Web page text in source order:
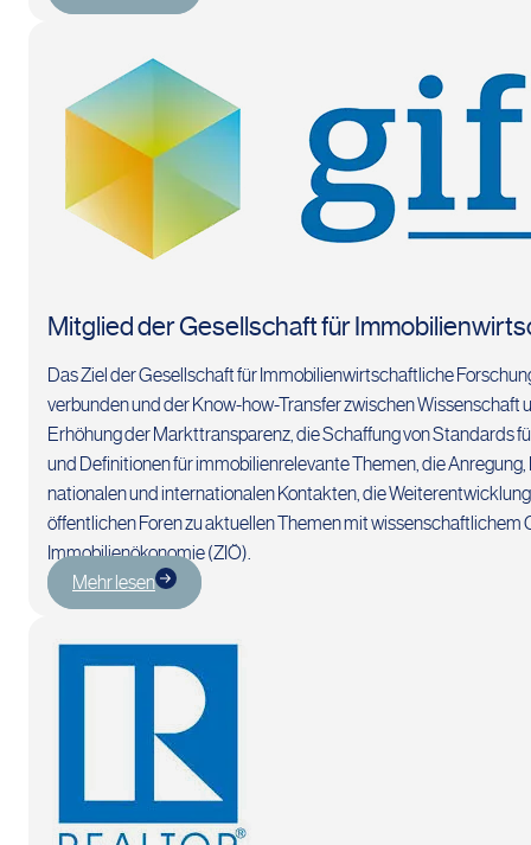
Mitglied der Gesellschaft für
Das Ziel der Gesellschaft für Immobilienwirtschaftliche
verbunden und der Know-how-Transfer zwischen
Erhöhung der Markttransparenz, die Schaffung von Standards
und Definitionen für immobilienrelevante Themen, die
nationalen und internationalen Kontakten, die
öffentlichen Foren zu aktuellen Themen mit
Immobilienökonomie (ZIÖ).
Mehr lesen